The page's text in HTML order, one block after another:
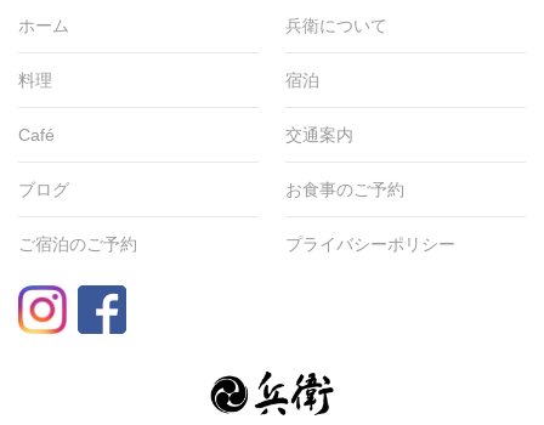
ホーム 兵衛について
料理 宿泊
Café 交通案内
ブログ お食事のご予約
ご宿泊のご予約 プライバシーポリシー